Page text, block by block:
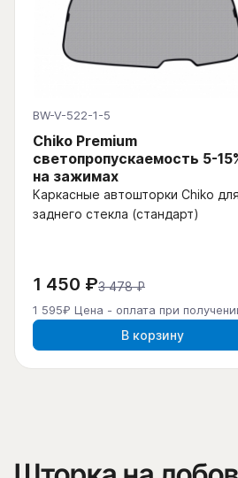
BW-V-522-1-5
Chiko Premium
светопропускаемость 5-
на зажимах
Каркасные автошторки Chiko для
заднего стекла (стандарт)
1 450 ₽3 478 ₽
1 595₽ Цена - оплата при
В корзину